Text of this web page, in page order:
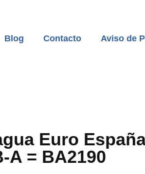
Blog Contacto Aviso de
Euro
A = BA2190